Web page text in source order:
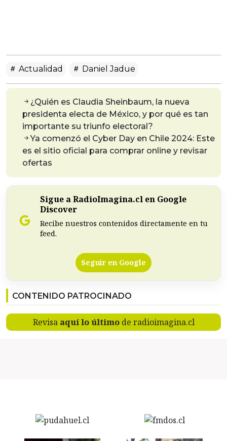
Actualidad Daniel Jadue
¿Quién es Claudia Sheinbaum, la nueva
presidenta electa de México, y por qué es tan
importante su triunfo electoral?
Ya comenzó el Cyber Day en Chile 2024: Este
es el sitio oficial para comprar online y revisar
ofertas
Sigue a RadioImagina.cl en Google
Discover
Recibe nuestros contenidos directamente en tu
feed.
Seguir en Google
CONTENIDO PATROCINADO
Revisa aquí lo últimode radioimagina.cl